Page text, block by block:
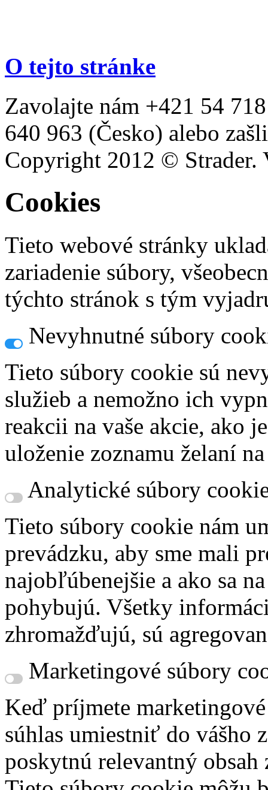
O tejto stránke
Zavolajte nám +421 54
640 963 (Česko) alebo
Copyright 2012 © Strader.
Cookies
Tieto webové stránky
zariadenie súbory,
týchto stránok s tým
Nevyhnutné súbory
Tieto súbory cookie sú
služieb a nemožno ich
reakcii na vaše akcie, ako
uloženie zoznamu želaní
Analytické súbory
Tieto súbory cookie nám
prevádzku, aby sme mali
najobľúbenejšie a ako sa
pohybujú. Všetky
zhromažďujú, sú
Marketingové súbory
Keď príjmete
súhlas umiestniť do vášho
poskytnú relevantný